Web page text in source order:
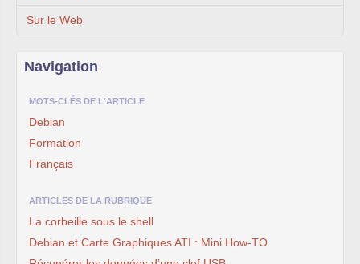
Sur le Web
Navigation
MOTS-CLÉS DE L'ARTICLE
Debian
Formation
Français
ARTICLES DE LA RUBRIQUE
La corbeille sous le shell
Debian et Carte Graphiques ATI : Mini How-TO